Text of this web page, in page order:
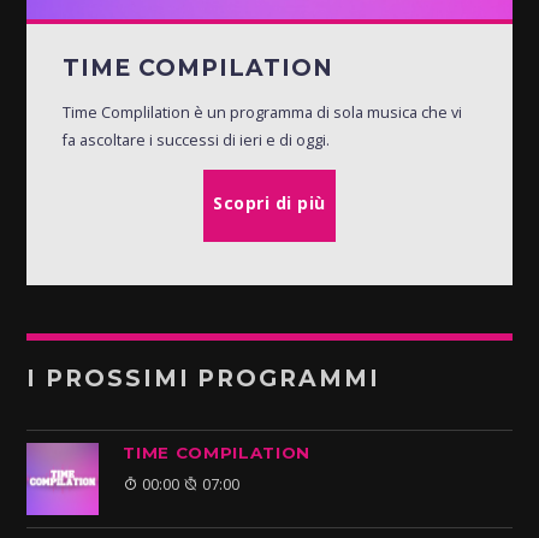
TIME COMPILATION
Time Complilation è un programma di sola musica che vi
fa ascoltare i successi di ieri e di oggi.
Scopri di più
I PROSSIMI PROGRAMMI
TIME COMPILATION
00:00 07:00